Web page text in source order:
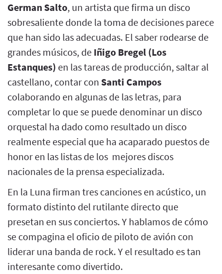
German Salto, un artista que firma un disco
sobresaliente donde la toma de decisiones parece
que han sido las adecuadas. El saber rodearse de
grandes músicos, de Iñigo Bregel (Los
Estanques) en las tareas de producción, saltar al
castellano, contar con Santi Campos
colaborando en algunas de las letras, para
completar lo que se puede denominar un disco
orquestal ha dado como resultado un disco
realmente especial que ha acaparado puestos de
honor en las listas de los mejores discos
nacionales de la prensa especializada.
En la Luna firman tres canciones en acústico, un
formato distinto del rutilante directo que
presetan en sus conciertos. Y hablamos de cómo
se compagina el oficio de piloto de avión con
liderar una banda de rock. Y el resultado es tan
interesante como divertido.